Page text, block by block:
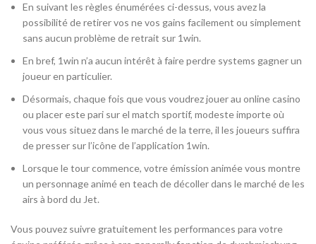
En suivant les règles énumérées ci-dessus, vous avez la
possibilité de retirer vos ne vos gains facilement ou simplement
sans aucun problème de retrait sur 1win.
En bref, 1win n’a aucun intérêt à faire perdre systems gagner un
joueur en particulier.
Désormais, chaque fois que vous voudrez jouer au online casino
ou placer este pari sur el match sportif, modeste importe où
vous vous situez dans le marché de la terre, il les joueurs suffira
de presser sur l’icône de l’application 1win.
Lorsque le tour commence, votre émission animée vous montre
un personnage animé en teach de décoller dans le marché de les
airs à bord du Jet.
Vous pouvez suivre gratuitement les performances para votre